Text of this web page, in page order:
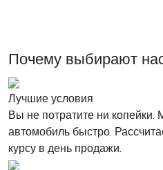
Почему выбирают
Лучшие условия
Вы не потратите ни
автомобиль быстро.
курсу в день продажи.